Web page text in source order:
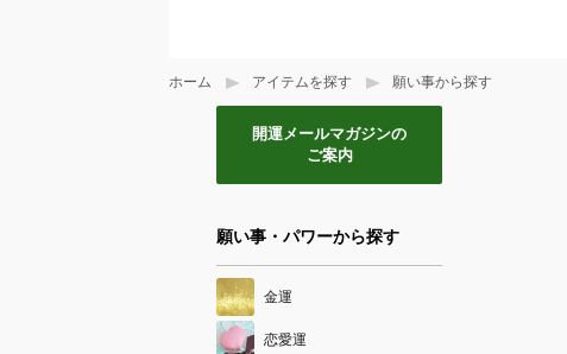
ホーム アイテムを探す 願い事から探す
開運メールマガジンの
ご案内
願い事・パワーから探す
金運
恋愛運